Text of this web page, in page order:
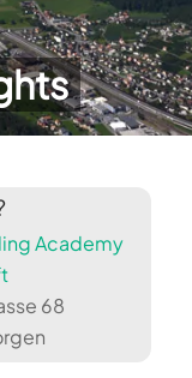
Academy
68